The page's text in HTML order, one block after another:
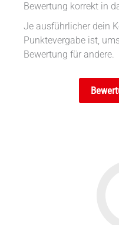
Bewertung korrekt in
Je ausführlicher dein
Punktevergabe ist,
Bewertung für andere.